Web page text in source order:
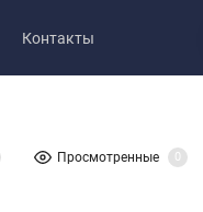
Контакты
Просмотренные 0